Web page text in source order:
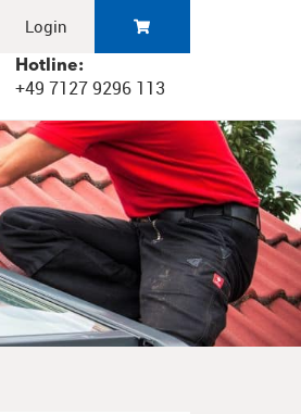
Login
Hotline:
+49 7127 9296 113